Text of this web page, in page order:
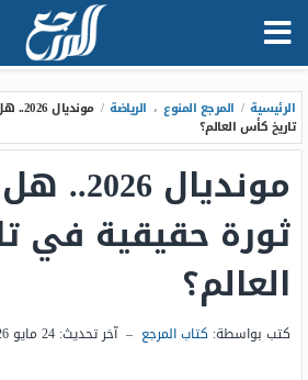
الرئيسية / المرجع المنوع ، الرياضة /
تاريخ كأس العالم؟
مونديال
ثورة حقيقية في
العالم؟
كتب بواسطة: كتاب المرجع – آخر تحديث: 24 مايو 2026 - 4:22م